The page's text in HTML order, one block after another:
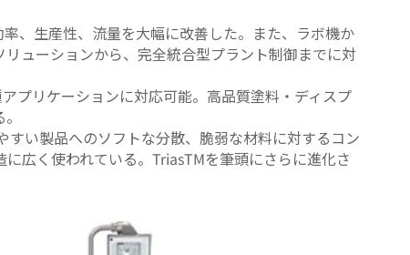
、生産性、流量を大幅に改善した。また、ラボ機か
ューションから、完全統合型プラント制御までに対
プリケーションに対応可能。高品質塗料・ディスプ
い製品へのソフトな分散、脆弱な材料に対するコン
広く使われている。TriasTMを筆頭にさらに進化さ